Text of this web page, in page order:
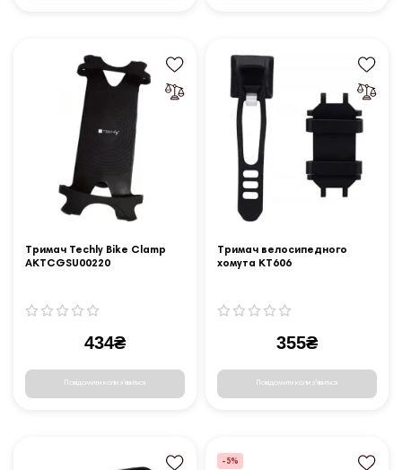
Тримач Techly Bike Clamp
AKTCGSU00220
434₴
Повідомити коли з'явиться
Тримач велосипедного
хомута KT606
355₴
Повідомити коли з'явиться
-5%